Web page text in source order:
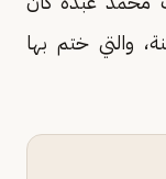
والتي ختم بها